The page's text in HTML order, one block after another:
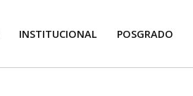
INSTITUCIONAL POSGRADO